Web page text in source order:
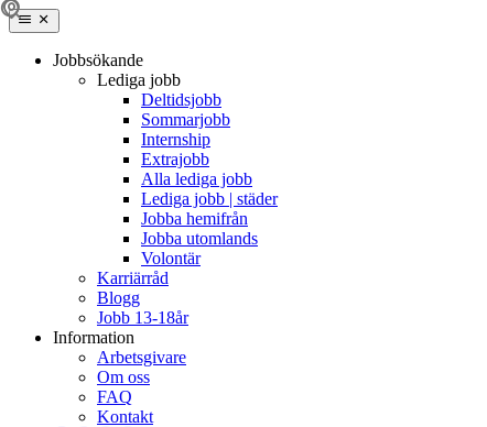
Jobbsökande
Lediga jobb
Deltidsjobb
Sommarjobb
Internship
Extrajobb
Alla lediga jobb
Lediga jobb | städer
Jobba hemifrån
Jobba utomlands
Volontär
Karriärråd
Blogg
Jobb 13-18år
Information
Arbetsgivare
Om oss
FAQ
Kontakt